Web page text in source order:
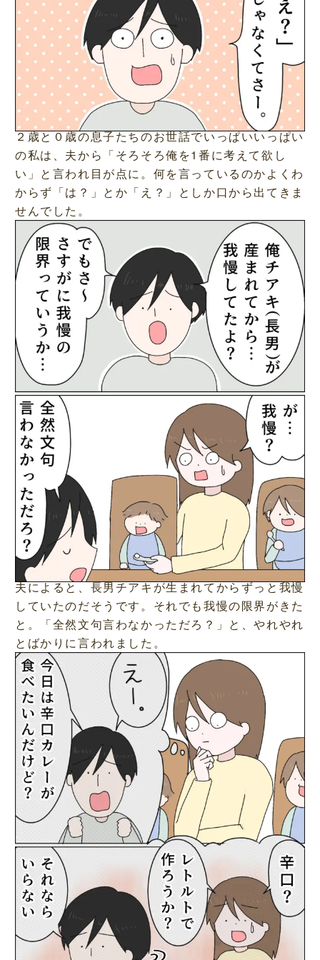
２歳と０歳の息子たちのお世話でいっぱいいっぱい
の私は、夫から「そろそろ俺を1番に考えて欲し
い」と言われ目が点に。何を言っているのかよくわ
からず「は？」とか「え？」としか口から出てきま
せんでした。
夫によると、長男チアキが生まれてからずっと我慢
していたのだそうです。それでも我慢の限界がきた
と。「全然文句言わなかっただろ？」と、やれやれ
とばかりに言われました。